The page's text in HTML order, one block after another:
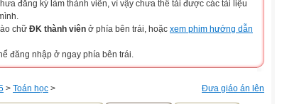
đăng ký làm thành viên, vì vậy chưa thể tải được các tài liệu
chữ ĐK thành viên ở phía bên trái, hoặc xem phim hướng dẫn
đăng nhập ở ngay phía bên trái.
Đưa giáo án lên
> Toán học >